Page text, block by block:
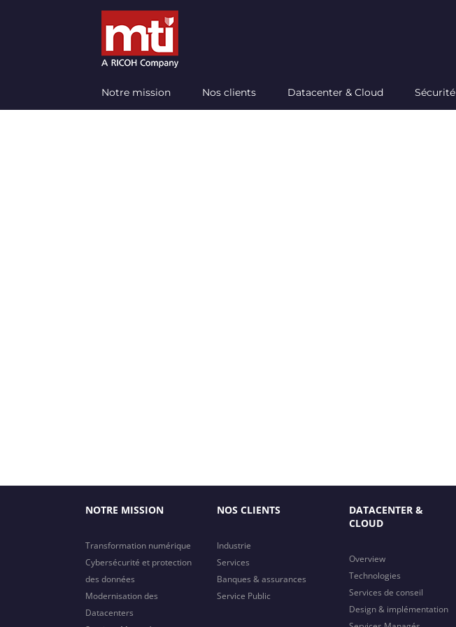
Notre mission Nos clients Datacenter & Cloud Sécurité
NOTRE MISSION
Transformation numérique
Cybersécurité et protection
des données
Modernisation des
Datacenters
NOS CLIENTS
Industrie
Services
Banques & assurances
Service Public
DATACENTER &
CLOUD
Overview
Technologies
Services de conseil
Design & implémentation